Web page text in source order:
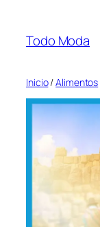
contenido
Todo Moda
Inicio/Alimentos